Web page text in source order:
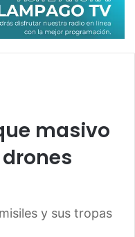
masivo
y sus tropas